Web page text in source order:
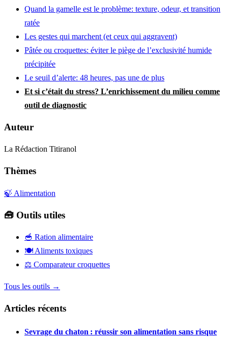
Quand la gamelle est le problème: texture, odeur, et transition
ratée
Les gestes qui marchent (et ceux qui aggravent)
Pâtée ou croquettes: éviter le piège de l’exclusivité humide
précipitée
Le seuil d’alerte: 48 heures, pas une de plus
Et si c’était du stress? L’enrichissement du milieu comme
outil de diagnostic
Auteur
La Rédaction Titiranol
Thèmes
🍃 Alimentation
🧰 Outils utiles
🥣 Ration alimentaire
🍽️ Aliments toxiques
⚖️ Comparateur croquettes
Tous les outils →
Articles récents
Sevrage du chaton : réussir son alimentation sans risque